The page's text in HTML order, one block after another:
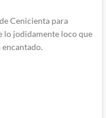
Cenicienta para
lo jodidamente loco que
encantado.